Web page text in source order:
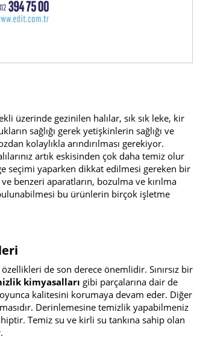
üzerinde gezinilen halılar, sık sık leke, kir
sağlığı gerek yetişkinlerin sağlığı ve
kolaylıkla arındırılması gerekiyor.
artık eskisinden çok daha temiz olur
seçimi yaparken dikkat edilmesi gereken bir
ve benzeri aparatların, bozulma ve kırılma
bu ürünlerin birçok işletme
de son derece önemlidir. Sınırsız bir
kimyasalları gibi parçalarına dair de
kalitesini korumaya devam eder. Diğer
Derinlemesine temizlik yapabilmeniz
Temiz su ve kirli su tankına sahip olan